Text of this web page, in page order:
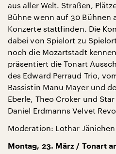
aus aller Welt. Straßen,
Bühne wenn auf 30 Bühnen
Konzerte stattfinden. Die
dabei von Spielort zu
noch die Mozartstadt
präsentiert die Tonart
des Edward Perraud Trio,
Bassistin Manu Mayer und
Eberle, Theo Croker und
Daniel Erdmanns Velvet
Moderation: Lothar Jänichen
Montag, 23. März / Tonart